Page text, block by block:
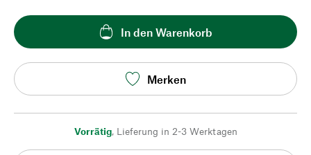
In den Warenkorb
Merken
Vorrätig, Lieferung in 2-3 Werktagen